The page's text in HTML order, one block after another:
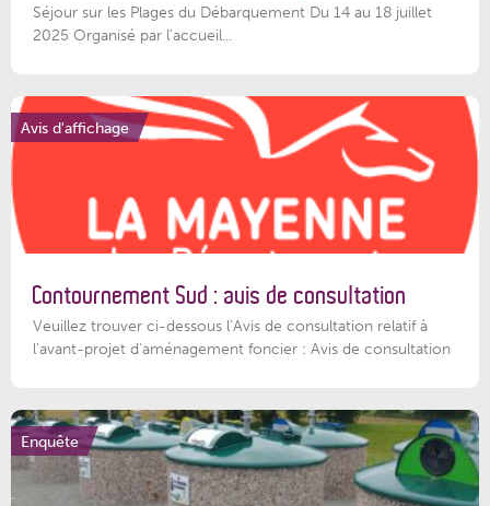
Séjour sur les Plages du Débarquement Du 14 au 18 juillet
2025 Organisé par l’accueil...
Avis d'affichage
Contournement Sud : avis de consultation
Veuillez trouver ci-dessous l’Avis de consultation relatif à
l'avant-projet d'aménagement foncier : Avis de consultation
Enquête